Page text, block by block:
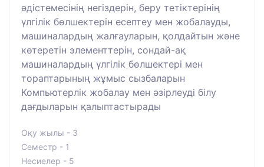
әдістемесінің негіздерін, беру тетіктерінің
үлгілік бөлшектерін есептеу мен жобалауды,
машиналардың жалғауларын, қолдайтын және
көтеретін элементтерін, сондай-ақ
машиналардың үлгілік бөлшектері мен
тораптарының жұмыс сызбаларын
Компьютерлік жобалау мен әзірлеуді білу
дағдыларын қалыптастырады
Оқу жылы - 3
Семестр - 1
Несиелер - 5